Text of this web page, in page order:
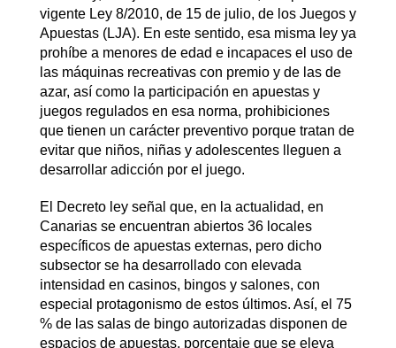
vigente Ley 8/2010, de 15 de julio, de los Juegos y
Apuestas (LJA). En este sentido, esa misma ley ya
prohíbe a menores de edad e incapaces el uso de
las máquinas recreativas con premio y de las de
azar, así como la participación en apuestas y
juegos regulados en esa norma, prohibiciones
que tienen un carácter preventivo porque tratan de
evitar que niños, niñas y adolescentes lleguen a
desarrollar adicción por el juego.
El Decreto ley señal que, en la actualidad, en
Canarias se encuentran abiertos 36 locales
específicos de apuestas externas, pero dicho
subsector se ha desarrollado con elevada
intensidad en casinos, bingos y salones, con
especial protagonismo de estos últimos. Así, el 75
% de las salas de bingo autorizadas disponen de
espacios de apuestas, porcentaje que se eleva